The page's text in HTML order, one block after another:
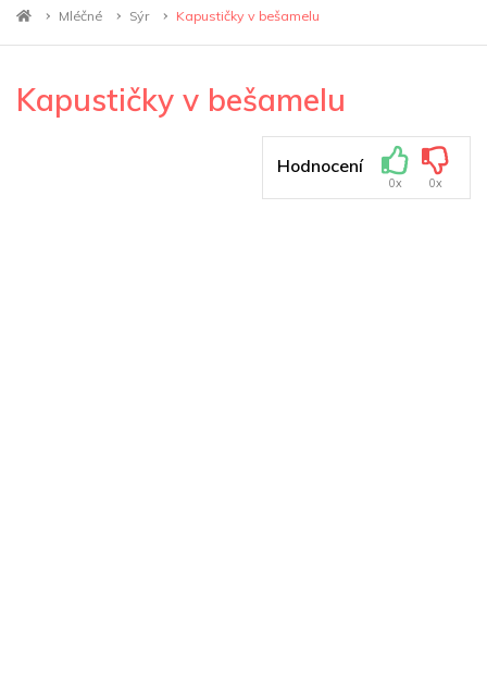
Mléčné Sýr Kapustičky v bešamelu
Kapustičky v bešamelu
Hodnocení
0x 0x